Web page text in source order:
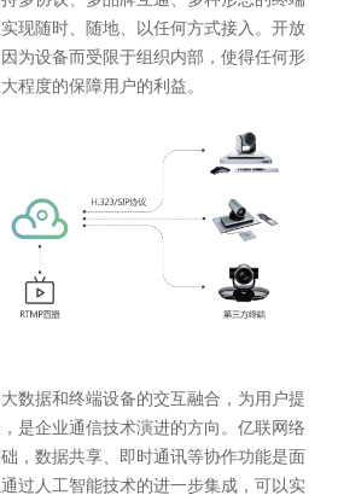
现随时、随地、以任何方式接入。开放
为设备而受限于组织内部，使得任何形
程度的保障用户的利益。
数据和终端设备的交互融合，为用户提
是企业通信技术演进的方向。亿联网络
，数据共享、即时通讯等协作功能是面
过人工智能技术的进一步集成，可以实